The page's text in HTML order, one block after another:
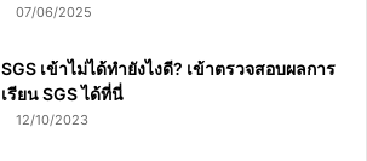
07/06/2025
SGS เข้าไม่ได้ทำยังไงดี? เข้าตรวจสอบผลการ
เรียน SGS ได้ที่นี่
12/10/2023